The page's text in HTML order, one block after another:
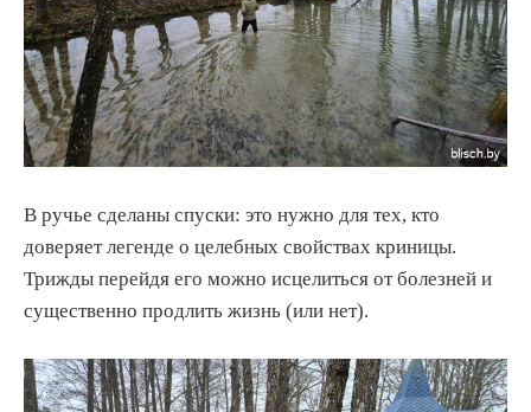
В ручье сделаны спуски: это нужно для тех, кто
доверяет легенде о целебных свойствах криницы.
Трижды перейдя его можно исцелиться от болезней и
существенно продлить жизнь (или нет).